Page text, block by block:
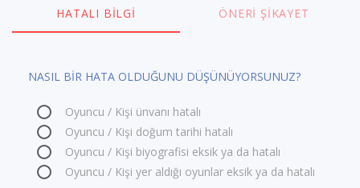
HATALI BILGI ÖNERI ŞIKAYET
NASIL BİR HATA OLDUĞUNU DÜŞÜNÜYORSUNUZ?
Oyuncu / Kişi ünvanı hatalı
Oyuncu / Kişi doğum tarihi hatalı
Oyuncu / Kişi biyografisi eksik ya da hatalı
Oyuncu / Kişi yer aldığı oyunlar eksik ya da hatalı